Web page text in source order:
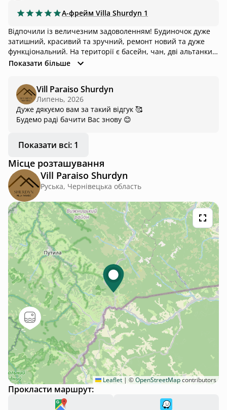
А-фрейм Villa Shurdyn 1
Відпочили із величезним задоволенням! Будиночок дуже
затишний, красивий та зручний, ремонт новий та дуже
функціональний. На території є басейн, чан, дві альтанки
та гарненький водоспад. Пейзаж навколо дійсно вартий
та горами (є великий шанс побачити оленя!). Господар
дуже привітний, завжди готовий допомогти, також
допомагає прокласти оптимальний для вас маршрут та
зустрічає вас біля блокпоста і проводить до локації.
Загслом враження від відпочинку тут лишаються тільки
Показати більше
Vill Paraiso Shurdyn
Липень, 2026
Дуже дякуємо вам за такий відгук 🥰
Будемо раді бачити Вас знову 😊
Показати всі: 1
Місце розташування
Vill Paraiso Shurdyn
Руська, Чернівецька область
Leaflet | ©OpenStreetMapcontributors
Прокласти маршрут: